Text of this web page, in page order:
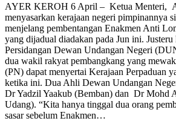
AYER KEROH 6 April – Ketua Menteri,
menyasarkan kerajaan negeri pimpinannya
menjelang pembentangan Enakmen Anti
yang dijadual diadakan pada Jun ini.
Persidangan Dewan Undangan Negeri
dua wakil rakyat pembangkang yang
(PN) dapat menyertai Kerajaan Perpaduan
ketika ini. Dua Ahli Dewan Undangan
Dr Yadzil Yaakub (Bemban) dan Dr Mohd
Udang). “Kita hanya tinggal dua orang
sasar sebelum Enakmen…